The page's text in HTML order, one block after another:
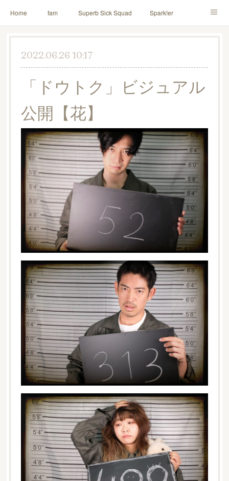
Home fam Superb Sick Squad Spark!er
M!X ♪ll nut up fam contact 「depenDANCE」
PINK THUNDER AILE! シャウト！
イルナップ強化週間 「バカサワギ-High-」「ハッピ⇒ギャルマインド」
2022.06.26 10:17
「ドウトク」ビジュアル
公開【花】